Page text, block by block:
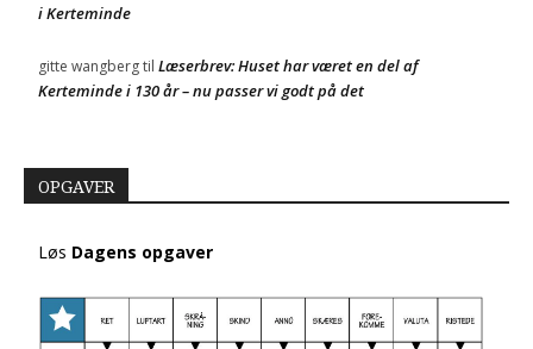
i Kerteminde
gitte wangbergtil Læserbrev: Huset har været en del af
Kerteminde i 130 år – nu passer vi godt på det
OPGAVER
Løs Dagens opgaver